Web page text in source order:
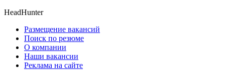
HeadHunter
Размещение вакансий
Поиск по резюме
О компании
Наши вакансии
Реклама на сайте